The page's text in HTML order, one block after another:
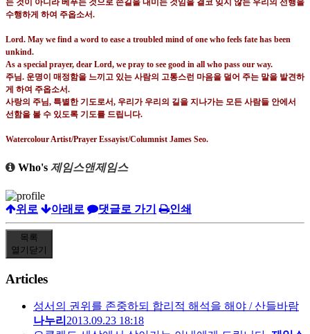
는 것이 아니라 베푸는 것으로 손길을 내미는 것임을 결코 잊지 않는 우리의 선행을
수행하게 하여 주옵소서.
Lord. May we find a word to ease a troubled mind of one who feels fate has been
unkind.
As a special prayer, dear Lord, we pray to see good in all who pass our way.
주님. 운명이 매정함을 느끼고 있는 사람의 고통스런 마음을 덜어 주는 말을 발견하
게 하여 주옵소서.
사랑의 주님, 특별한 기도로서, 우리가 우리의 길을 지나가는 모든 사람들 안에서
선함을 볼 수 있도록 기도를 드립니다.
Watercolour Artist/Prayer Essayist/Columnist James Seo.
Who's 제임스앤제임스
위로 아래로 댓글로 가기 인쇄
목록
열기 닫기
Articles
성서의 권위를 존중하되 합리적 해석을 해야 / 산들바람
나누리 2013.09.23 18:18